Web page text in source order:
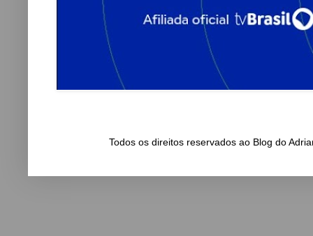
Todos os direitos reservados ao Blog do